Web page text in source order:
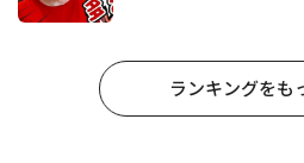
ランキングをも